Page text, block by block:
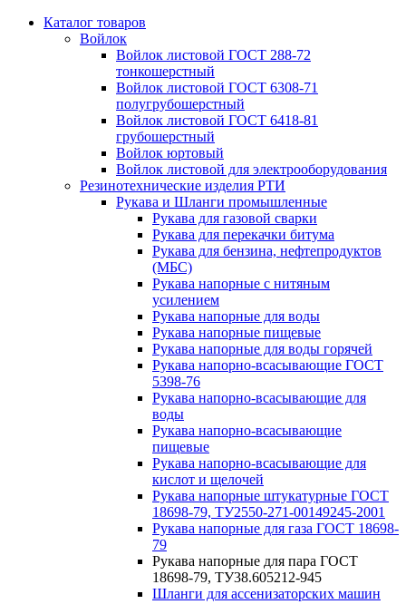
Каталог товаров
Войлок
Войлок листовой ГОСТ 288-72
тонкошерстный
Войлок листовой ГОСТ 6308-71
полугрубошерстный
Войлок листовой ГОСТ 6418-81
грубошерстный
Войлок юртовый
Войлок листовой для электрооборудования
Резинотехнические изделия РТИ
Рукава и Шланги промышленные
Рукава для газовой сварки
Рукава для перекачки битума
Рукава для бензина, нефтепродуктов
(МБС)
Рукава напорные с нитяным
усилением
Рукава напорные для воды
Рукава напорные пищевые
Рукава напорные для воды горячей
Рукава напорно-всасывающие ГОСТ
5398-76
Рукава напорно-всасывающие для
воды
Рукава напорно-всасывающие
пищевые
Рукава напорно-всасывающие для
кислот и щелочей
Рукава напорные штукатурные ГОСТ
18698-79, ТУ2550-271-00149245-2001
Рукава напорные для газа ГОСТ 18698-
79
Рукава напорные для пара ГОСТ
18698-79, ТУ38.605212-945
Шланги для ассенизаторских машин